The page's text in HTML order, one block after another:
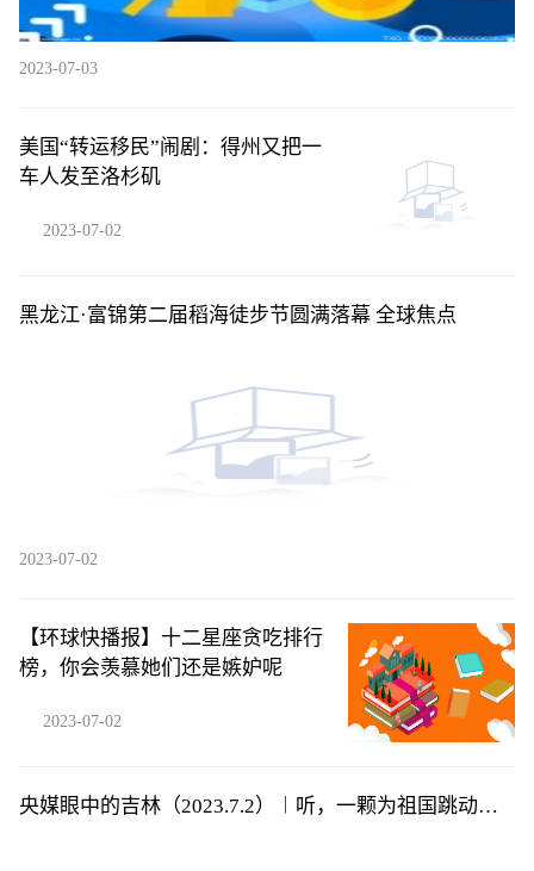
2023-07-03
美国“转运移民”闹剧：得州又把一
车人发至洛杉矶
2023-07-02
黑龙江·富锦第二届稻海徒步节圆满落幕 全球焦点
2023-07-02
【环球快播报】十二星座贪吃排行
榜，你会羡慕她们还是嫉妒呢
2023-07-02
央媒眼中的吉林（2023.7.2）︱听，一颗为祖国跳动的